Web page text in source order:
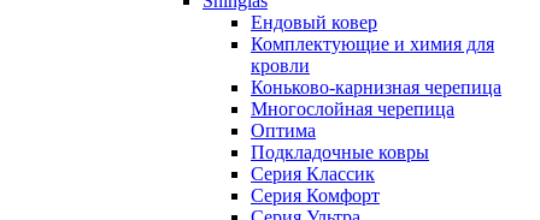
Ендовый ковер
Комплектующие и химия для
кровли
Коньково-карнизная черепица
Многослойная черепица
Оптима
Подкладочные ковры
Серия Классик
Серия Комфорт